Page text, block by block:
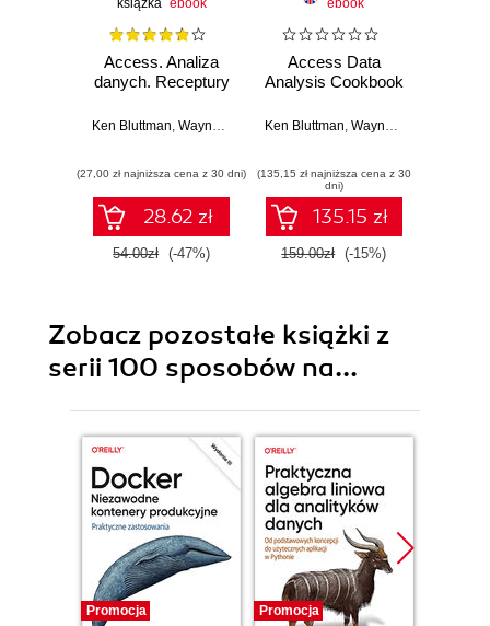
książka ebook
Access. Analiza
danych. Receptury
Ken Bluttman Wayne Freeze
(27,00 zł najniższa cena z 30 dni)
28.62 zł
54.00zł (-47%)
ebook
Access Data
Analysis Cookbook
Ken Bluttman Wayne S. Freeze
(135,15 zł najniższa cena z 30
dni)
135.15 zł
159.00zł (-15%)
Zobacz pozostałe książki z
serii 100 sposobów na...
Promocja Promocja